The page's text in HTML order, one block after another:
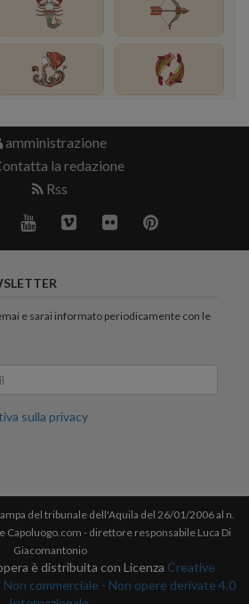
amministrazione
la redazione
Rss
e sarai informato periodicamente con le
sulla privacy
del tribunale dell'Aquila del 26/01/2006 al n.
Capoluogo.com - direttore responsabile Luca Di
Giacomantonio
è distribuita con Licenza Creative
commerciale - Non opere derivate 4.0